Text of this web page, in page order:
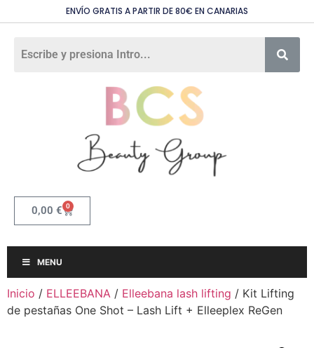
ENVÍO GRATIS A PARTIR DE 80€ EN CANARIAS
0,00 € 0
MENU
Inicio / ELLEEBANA / Elleebana lash lifting / Kit Lifting
de pestañas One Shot – Lash Lift + Elleeplex ReGen